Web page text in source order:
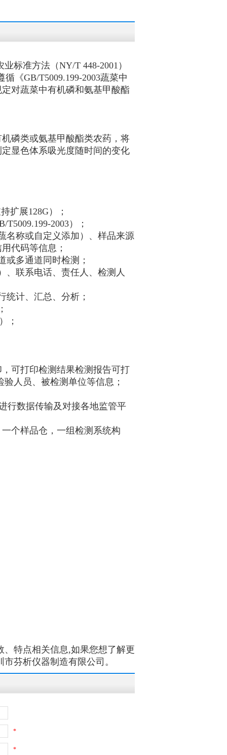
标准方法（NY/T 448-2001）
《GB/T5009.199-2003蔬菜中
对蔬菜中有机磷和氨基甲酸酯
磷类或氨基甲酸酯类农药，将
显色体系吸光度随时间的变化
扩展128G）；
2003）；
名称或自定义添加）、样品来源
代码等信息；
或多通道同时检测；
、联系电话、责任人、检测人
统计、汇总、分析；
；
可打印检测结果检测报告可打
人员、被检测单位等信息；
行数据传输及对接各地监管平
个样品仓，一组检测系统构
、特点相关信息,如果您想了解更
芬析仪器制造有限公司。
*
*